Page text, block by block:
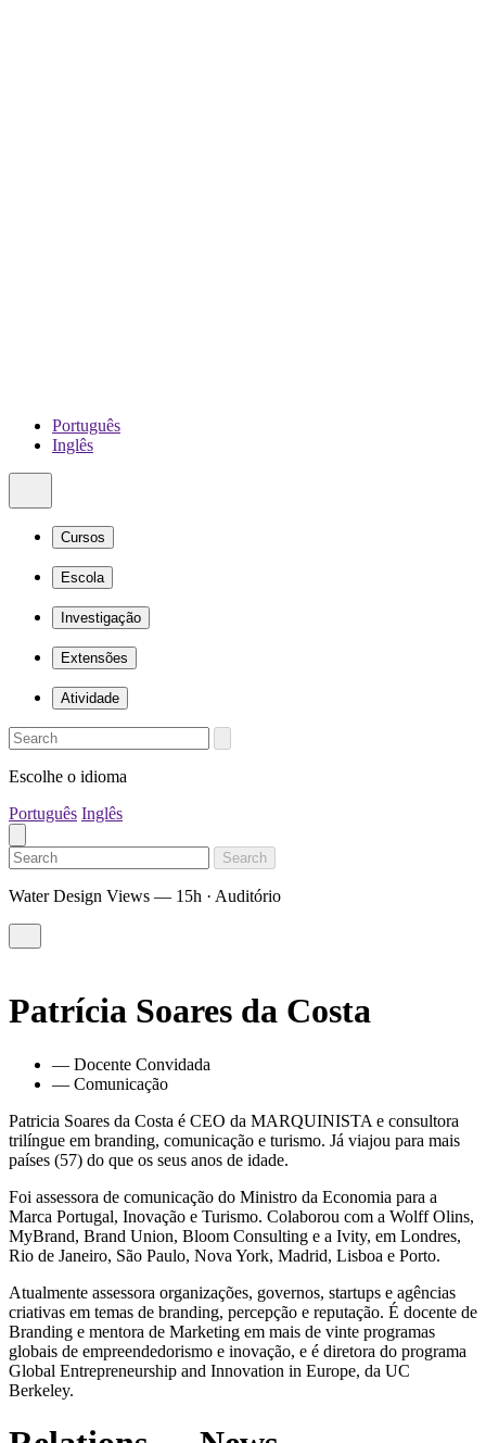
Português
Inglês
Cursos
Escola
Investigação
Extensões
Atividade
Escolhe o idioma
Português Inglês
Search
Water Design Views — 15h · Auditório
Patrícia Soares da Costa
— Docente Convidada
— Comunicação
Patricia Soares da Costa é CEO da MARQUINISTA e consultora
trilíngue em branding, comunicação e turismo. Já viajou para mais
países (57) do que os seus anos de idade.
Foi assessora de comunicação do Ministro da Economia para a
Marca Portugal, Inovação e Turismo. Colaborou com a Wolff Olins,
MyBrand, Brand Union, Bloom Consulting e a Ivity, em Londres,
Rio de Janeiro, São Paulo, Nova York, Madrid, Lisboa e Porto.
Atualmente assessora organizações, governos, startups e agências
criativas em temas de branding, percepção e reputação. É docente de
Branding e mentora de Marketing em mais de vinte programas
globais de empreendedorismo e inovação, e é diretora do programa
Global Entrepreneurship and Innovation in Europe, da UC
Berkeley.